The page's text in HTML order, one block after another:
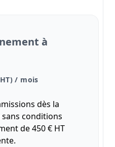
à
/ mois
dès la
conditions
de 450 € HT